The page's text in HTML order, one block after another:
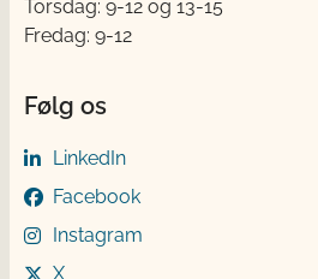
Torsdag: 9-12 og 13-15
Fredag: 9-12
Følg os
LinkedIn
Facebook
Instagram
X